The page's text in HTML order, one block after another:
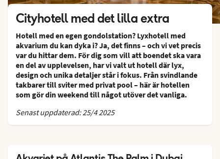
Cityhotell med det lilla extra
Hotell med en egen gondolstation? Lyxhotell med
akvarium du kan dyka i? Ja, det finns – och vi vet precis
var du hittar dem. För dig som vill att boendet ska vara
en del av upplevelsen, har vi valt ut hotell där lyx,
design och unika detaljer står i fokus. Från svindlande
takbarer till sviter med privat pool – här är hotellen
som gör din weekend till något utöver det vanliga.
Senast uppdaterad: 25/4 2025